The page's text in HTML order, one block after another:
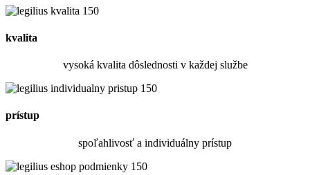
kvalita
vysoká kvalita dôslednosti v každej službe
prístup
spoľahlivosť a individuálny prístup